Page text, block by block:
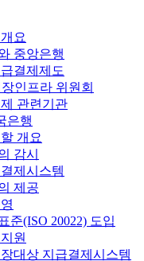
요
중앙은행
결제제도
인프라 위원회
관련기관
은행
개요
감시
제시스템
제공
준(ISO 20022) 도입
원
대상 지급결제시스템